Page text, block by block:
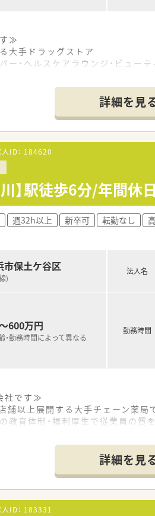
≫
大手ドラッグストア
・ヘルスケアラウンジ・ビュー
査システム・音声入力システム・
に基づく基準適合厚生大臣より「
薬剤師人数、処方箋の応需枚数は
≫
連休取得(ほぼ全員が取得してい
96％ 育児時短勤務は、お子様
制度 (退職後3年間であれば、同
徒歩圏内のドラッグストア併設型
の調剤併設型の店舗で外来をメイン
ろん一部OTC業務の対応もござい
リアパス≫
社時研修あり
もWEBで5日間研修があり、前職
「職種別研修」「自己啓発」の3つ
詳細を見
ID： 184620
】駅徒歩6分/年間
週32h以上 新卒可 転勤なし
市保土ケ谷区
)
600万円
・勤務時間によって異なる
法人名
勤務時間
社です≫
以上展開する大手チェーン薬局
教育体制・福利厚生で従業員の質
詳細を見
ID： 183331